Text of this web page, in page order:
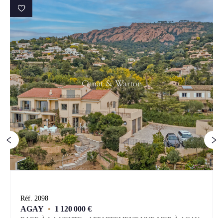
Réf. 2098
AGAY • 1 120 000 €